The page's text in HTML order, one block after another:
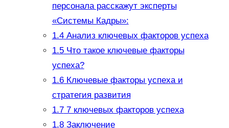
персонала расскажут эксперты
«Системы Кадры»:
1.4Анализ ключевых факторов успеха
1.5Что такое ключевые факторы
успеха?
1.6Ключевые факторы успеха и
стратегия развития
1.77 ключевых факторов успеха
1.8Заключение